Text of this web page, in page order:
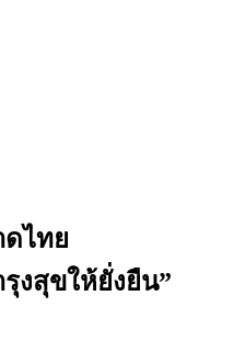
ดไทย
งสุขให้ยั่งยืน”